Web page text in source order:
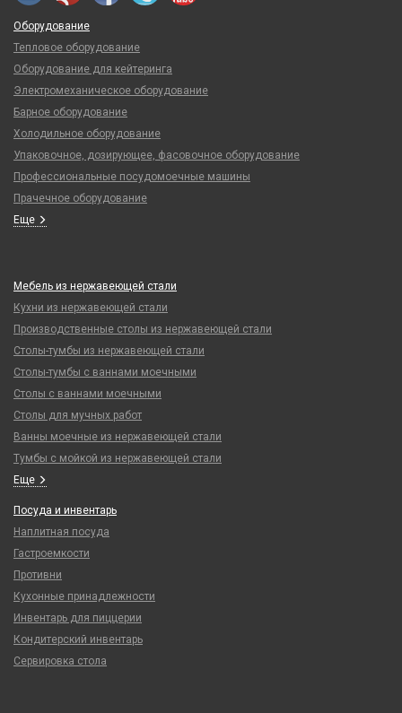
Оборудование
Тепловое оборудование
Оборудование для кейтеринга
Электромеханическое оборудование
Барное оборудование
Холодильное оборудование
Упаковочное, дозирующее, фасовочное оборудование
Профессиональные посудомоечные машины
Прачечное оборудование
Еще
Мебель из нержавеющей стали
Кухни из нержавеющей стали
Производственные столы из нержавеющей стали
Столы-тумбы из нержавеющей стали
Столы-тумбы с ваннами моечными
Столы с ваннами моечными
Столы для мучных работ
Ванны моечные из нержавеющей стали
Тумбы с мойкой из нержавеющей стали
Еще
Посуда и инвентарь
Наплитная посуда
Гастроемкости
Противни
Кухонные принадлежности
Инвентарь для пиццерии
Кондитерский инвентарь
Сервировка стола